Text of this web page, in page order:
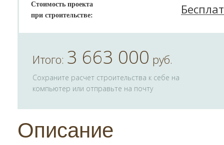
Стоимость проекта
при строительстве:
Итого: 3 663 000 руб.
Сохраните расчет строительства к себе на
компьютер или отправьте на почту
Описание